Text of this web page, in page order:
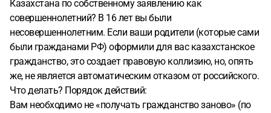
Казахстана по собственному заявлению как
совершеннолетний? В 16 лет вы были
несовершеннолетним. Если ваши родители (которые сами
были гражданами РФ) оформили для вас казахстанское
гражданство, это создает правовую коллизию, но, опять
же, не является автоматическим отказом от российского.
Что делать? Порядок действий:
Вам необходимо не «получать гражданство заново» (по